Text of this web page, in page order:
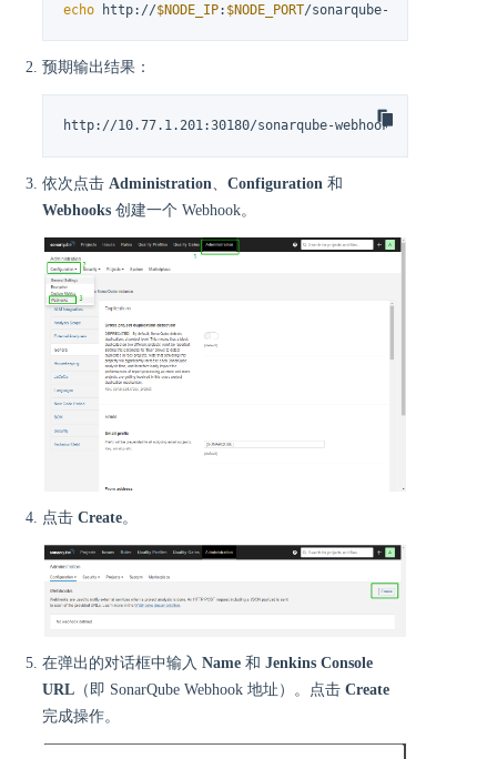
echo http://$NODE_IP: $NODE_PORT/sonarqube-webhook/
预期输出结果：
http://10.77.1.201:30180/sonarqube-webhook/
依次点击 Administration Configuration 和
Webhooks 创建一个 Webhook。
点击 Create。
在弹出的对话框中输入 Name 和 Jenkins Console
URL （即 SonarQube Webhook 地址）。点击 Create
完成操作。